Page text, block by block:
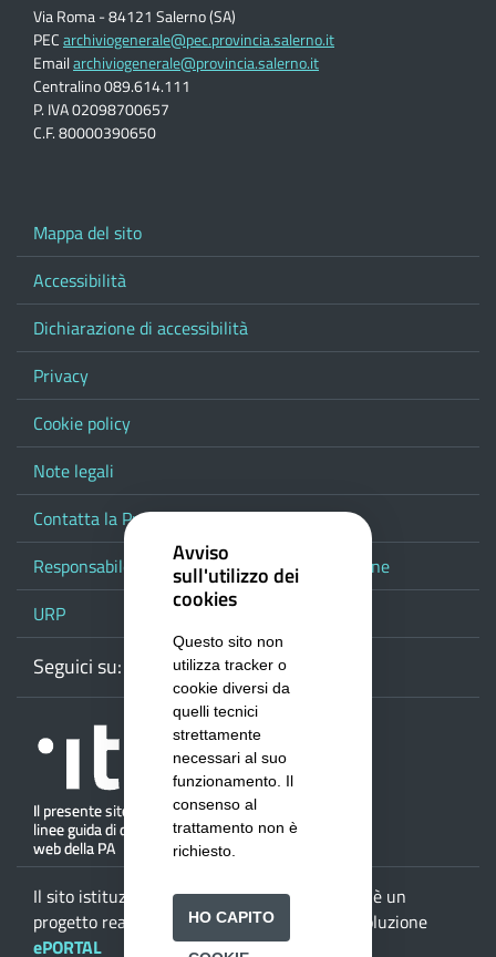
Via Roma - 84121 Salerno (SA)
PECarchiviogenerale@pec.provincia.salerno.it
Emailarchiviogenerale@provincia.salerno.it
Centralino 089.614.111
P. IVA 02098700657
C.F. 80000390650
Mappa del sito
Accessibilità
Dichiarazione di accessibilità
Privacy
Cookie policy
Note legali
Contatta la Provincia
Responsabile del procedimento di pubblicazione
URP
Seguici su: WebmailFacebook
Youtube
Il sito istituzionale dellaProvincia di Salerno
è un
progetto realizzato daISWEB S.p.A.
con la soluzione
ePORTAL
Avviso
sull'utilizzo dei
cookies
Questo sito non
utilizza tracker o
cookie diversi da
quelli tecnici
strettamente
necessari al suo
funzionamento. Il
consenso al
trattamento non è
richiesto.
HO CAPITO